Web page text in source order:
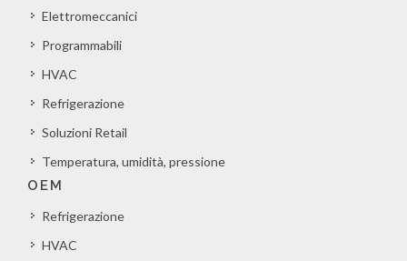
Elettromeccanici
Programmabili
HVAC
Refrigerazione
Soluzioni Retail
Temperatura, umidità, pressione
OEM
Refrigerazione
HVAC